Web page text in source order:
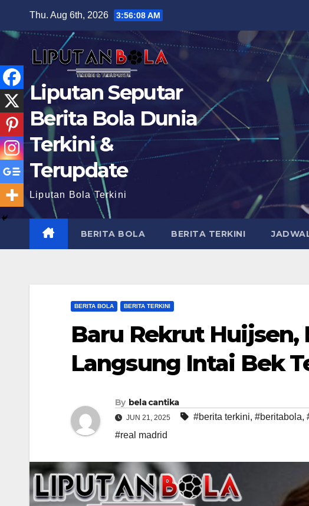
Thu. Aug 6th, 2026 3:56:09 AM
Liputan Seputar
Berita Bola Dunia
Terkini &
Terupdate
Liputan Bola Terkini
BERITA BOLA BERITA TERKINI
BERITA BOLA BERITA TERKINI
Baru Rekrut Huijsen,
Langsung Intai Bek
By bela cantika
JUN 21, 2025 #berita terkini, #beritabola,
#real madrid